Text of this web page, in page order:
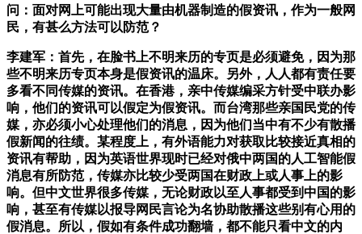
问：面对网上可能出现大量由机器制造的假资讯，作为一般网
民，有甚么方法可以防范？
李建军：首先，在脸书上不明来历的专页是必须避免，因为那
些不明来历专页本身是假资讯的温床。另外，人人都有责任要
多看不同传媒的资讯。在香港，亲中传媒编采方针受中联办影
响，他们的资讯可以假定为假资讯。而台湾那些亲国民党的传
媒，亦必须小心处理他们的消息，因为他们当中有不少有散播
假新闻的往绩。某程度上，有外语能力对获取比较接近真相的
资讯有帮助，因为英语世界现时已经对俄中两国的人工智能假
消息有所防范，传媒亦比较少受两国在财政上或人事上的影
响。但中文世界很多传媒，无论财政以至人事都受到中国的影
响，甚至有传媒以报导网民言论为名协助散播这些别有心用的
假消息。所以，假如有条件成功翻墙，都不能只看中文的内